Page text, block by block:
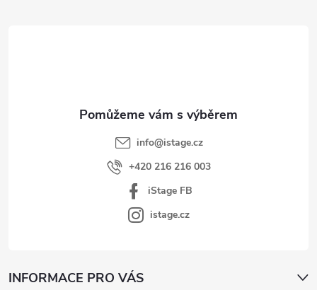
info@istage.cz
+420 216 216 003
iStage FB
istage.cz
INFORMACE PRO VÁS